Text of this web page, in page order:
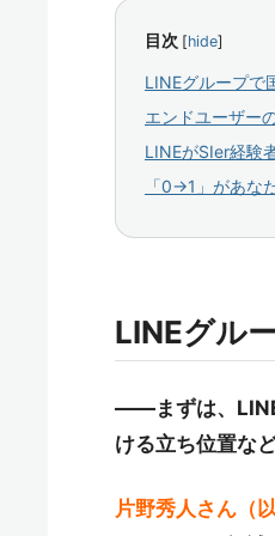
目次 [hide]
LINEグループで
エンドユーザー
LINEがSIer経験
「0→1」があな
LINEグル
——まずは、
ける立ち位置な
片野秀人さん（